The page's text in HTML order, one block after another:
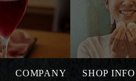
COMPANY SHOP INFO